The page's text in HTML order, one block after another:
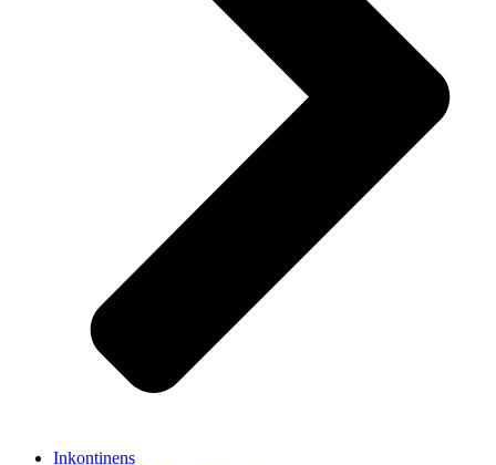
Inkontinens